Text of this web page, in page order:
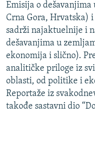
POPLAVE I KLIZIŠTA U BIH
TV LIBERTY
POST SCRIPTUM
MOJA EVROPA
TRI DECENIJE OD RATA U
SVE KARTE DEJTONA
Sve RFE/RL stranice
Emisija o dešavanjima
Crna Gora, Hrvatska)
sadrži najaktuelnije i
dešavanjima u
ekonomija i slično).
analitičke priloge iz
oblasti, od politike i
Reportaže iz
takođe sastavni dio